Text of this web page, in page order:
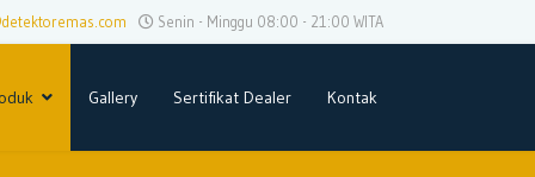
Senin - Minggu 08:00 - 21:00 WITA
Gallery Sertifikat Dealer Kontak